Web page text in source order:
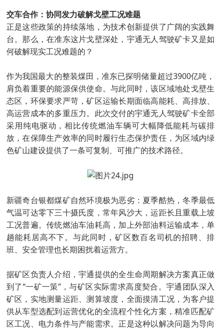
交车合作：协同发力破解戈壁工况难题
正是这些政策的持续落地，为技术创新提供了广阔的实践舞
台。那么，在准东这片戈壁深处，宇通无人驾驶矿卡又是如
何破解现实工况难题的？
作为我国最大的整装煤田，准东已探明储量超过3900亿吨，
肩负着重要的能源保供使命。与此同时，该区域地处戈壁生
态区，环保要求严苛，矿区运输长期面临高能耗、高排放、
高运营成本的多重压力。此次交付的宇通无人驾驶矿卡全部
采用纯电驱动，相比传统燃油车辆可大幅降低能耗与碳排
放，在保障生产效率的同时履行生态保护责任，为区域内绿
色矿山建设提供了一条可复制、可推广的技术路径。
新疆奇台银都煤矿自然环境极为恶劣：夏季酷热，冬季最低
气温可达零下三十摄氏度，常年风沙大，运距长且重载上坡
工况普遍。传统燃油车油耗高，加上外部油料运输成本，单
趟能耗居高不下。与此同时，矿区数百名司机的招聘、排
班、安全管理也长期困扰着运营方。
据矿区负责人介绍，宇通提供的全生命周期解决方案真正做
到了“一矿一策”，与矿区实际需求高度契合。宇通团队深入
矿区，实地测量运距、测算坡度，全面摸清工况，为客户提
供从车型选配到运营优化的全流程个性化方案，精准匹配矿
区工况、电力条件与产能需求。正是这种以解决问题为导向